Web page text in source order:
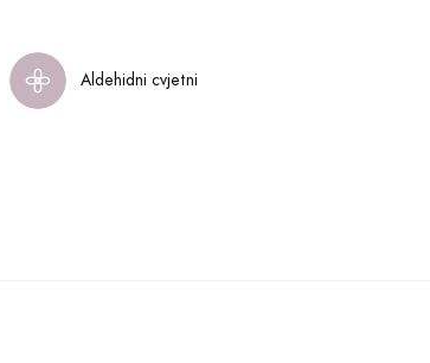
Aldehidni cvjetni